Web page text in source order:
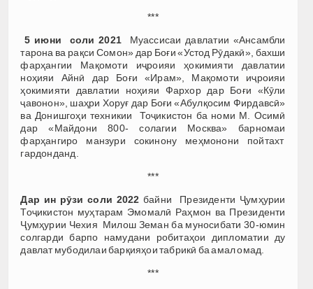
***
5 июни соли 2021 Муассисаи давлатии «Ансамбли
тарона ва рақси Сомон» дар Боғи «Устод Рӯдакӣ», бахши
фарҳангии Мақомоти иҷроияи ҳокимияти давлатии
ноҳияи Айнӣ дар Боғи «Ирам», Мақомоти иҷроияи
ҳокимияти давлатии ноҳияи Фархор дар Боғи «Кӯли
ҷавонон», шаҳри Хоруғ дар Боғи «Абулқосим Фирдавсӣ»
ва Донишгоҳи техникии Тоҷикистон ба номи М. Осимӣ
дар «Майдони 800- солагии Москва» барномаи
фарҳангиро манзури сокинону меҳмонони пойтахт
гардонданд.
***
Дар ин рӯзи соли 2022 байни Президенти Ҷумҳурии
Тоҷикистон муҳтарам Эмомалӣ Раҳмон ва Президенти
Ҷумҳурии Чехия Милош Земан ба муносибати 30-юмин
солгарди барпо намудани робитаҳои дипломатии ду
давлат мубодилаи барқияҳои табрикӣ ба амал омад.
***